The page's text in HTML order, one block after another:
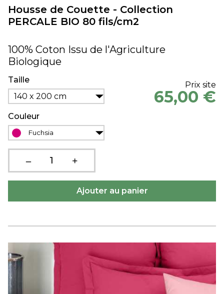
Housse de Couette - Collection
PERCALE BIO 80 fils/cm2
100% Coton Issu de l'Agriculture
Biologique
Taille
140 x 200 cm
Couleur
Fuchsia
Prix site
65,00 €